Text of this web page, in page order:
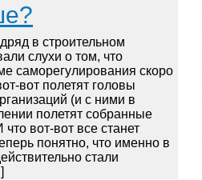
в строительном
слухи о том, что
саморегулирования скоро
вот полетят головы
(и с ними в
полетят собранные
вот-вот все станет
понятно, что именно в
стали